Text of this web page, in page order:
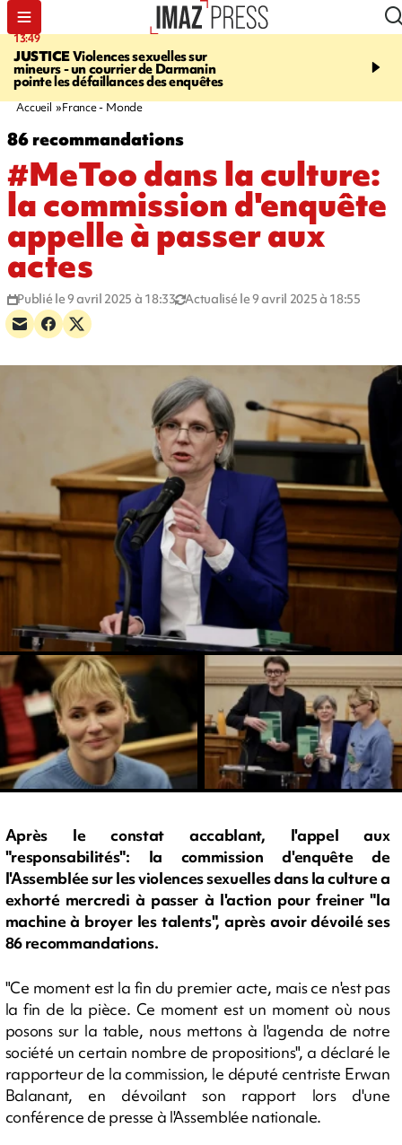
13:49
JUSTICEViolences sexuelles sur
mineurs - un courrier de Darmanin
pointe les défaillances des enquêtes
17:59
Corniche - la route du
Accueil France - Monde
86 recommandations
#MeToo dans la culture:
la commission d'enquête
appelle à passer aux
actes
Publié le 9 avril 2025 à 18:33 Actualisé le 9 avril 2025 à 18:55
Après le constat accablant, l'appel aux
"responsabilités": la commission d'enquête de
l'Assemblée sur les violences sexuelles dans la culture a
exhorté mercredi à passer à l'action pour freiner "la
machine à broyer les talents", après avoir dévoilé ses
86 recommandations.
"Ce moment est la fin du premier acte, mais ce n'est pas
la fin de la pièce. Ce moment est un moment où nous
posons sur la table, nous mettons à l'agenda de notre
société un certain nombre de propositions", a déclaré le
rapporteur de la commission, le député centriste Erwan
Balanant, en dévoilant son rapport lors d'une
conférence de presse à l'Assemblée nationale.